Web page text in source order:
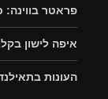
פראטר בווינה:
איפה לישון
העונות